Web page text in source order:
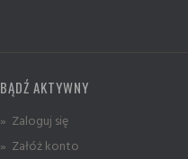
BĄDŹ AKTYWNY
» Zaloguj się
» Załóż konto